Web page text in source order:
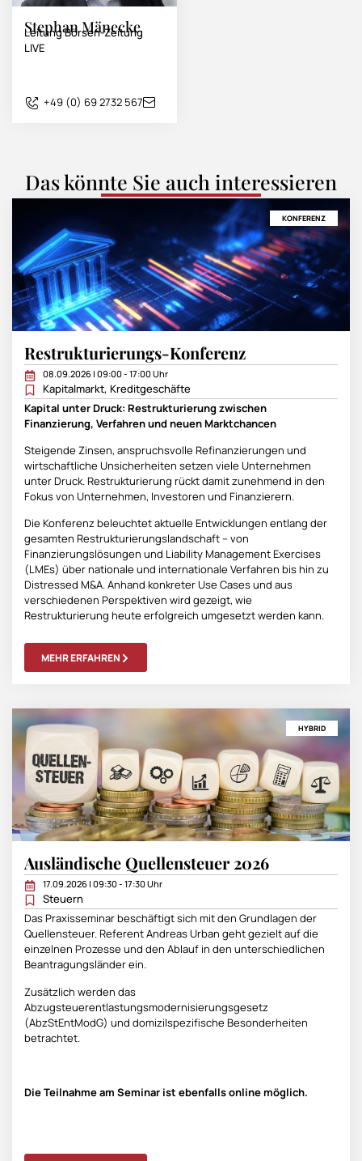
Stephan Mänecke
Leitung Börsen-Zeitung
LIVE
+49 (0) 69 2732 567
Das könnte Sie auch interessieren
MEHR ERFAHREN
KONFERENZ
Restrukturierungs-Konferenz
08.09.2026 | 09:00 - 17:00 Uhr
Kapitalmarkt, Kreditgeschäfte
Kapital unter Druck: Restrukturierung zwischen
Finanzierung, Verfahren und neuen Marktchancen
Steigende Zinsen, anspruchsvolle Refinanzierungen und
wirtschaftliche Unsicherheiten setzen viele Unternehmen
unter Druck. Restrukturierung rückt damit zunehmend in den
Fokus von Unternehmen, Investoren und Finanzierern.
Die Konferenz beleuchtet aktuelle Entwicklungen entlang der
gesamten Restrukturierungslandschaft – von
Finanzierungslösungen und Liability Management Exercises
(LMEs) über nationale und internationale Verfahren bis hin zu
Distressed M&A. Anhand konkreter Use Cases und aus
verschiedenen Perspektiven wird gezeigt, wie
Restrukturierung heute erfolgreich umgesetzt werden kann.
HYBRID
Ausländische Quellensteuer 2026
17.09.2026 | 09:30 - 17:30 Uhr
Steuern
Das Praxisseminar beschäftigt sich mit den Grundlagen der
Quellensteuer. Referent Andreas Urban geht gezielt auf die
einzelnen Prozesse und den Ablauf in den unterschiedlichen
Beantragungsländer ein.
Zusätzlich werden das
Abzugsteuerentlastungsmodernisierungsgesetz
(AbzStEntModG) und domizilspezifische Besonderheiten
betrachtet.
Die Teilnahme am Seminar ist ebenfalls online möglich.